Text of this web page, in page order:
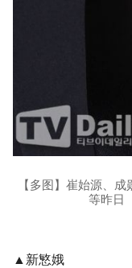
【多图】崔始源、
等昨日
▲新慜娥